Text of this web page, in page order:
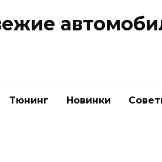
Тюнинг Новинки